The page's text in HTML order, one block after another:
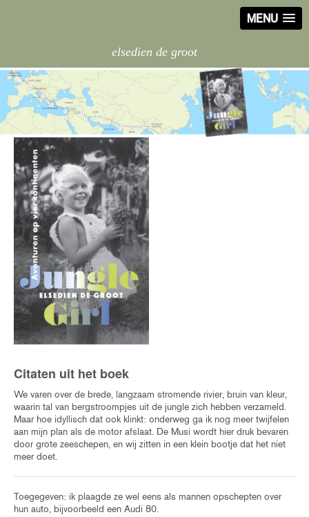
MENU
elsedien de groot
Citaten uit het boek
We varen over de brede, langzaam stromende rivier, bruin van kleur,
waarin tal van bergstroompjes uit de jungle zich hebben verzameld.
Maar hoe idyllisch dat ook klinkt: onderweg ga ik nog meer twijfelen
aan mijn plan als de motor afslaat. De Musi wordt hier druk bevaren
door grote zeeschepen, en wij zitten in een klein bootje dat het niet
meer doet.
Toegegeven: ik plaagde ze wel eens als mannen opschepten over
hun auto, bijvoorbeeld een Audi 80.